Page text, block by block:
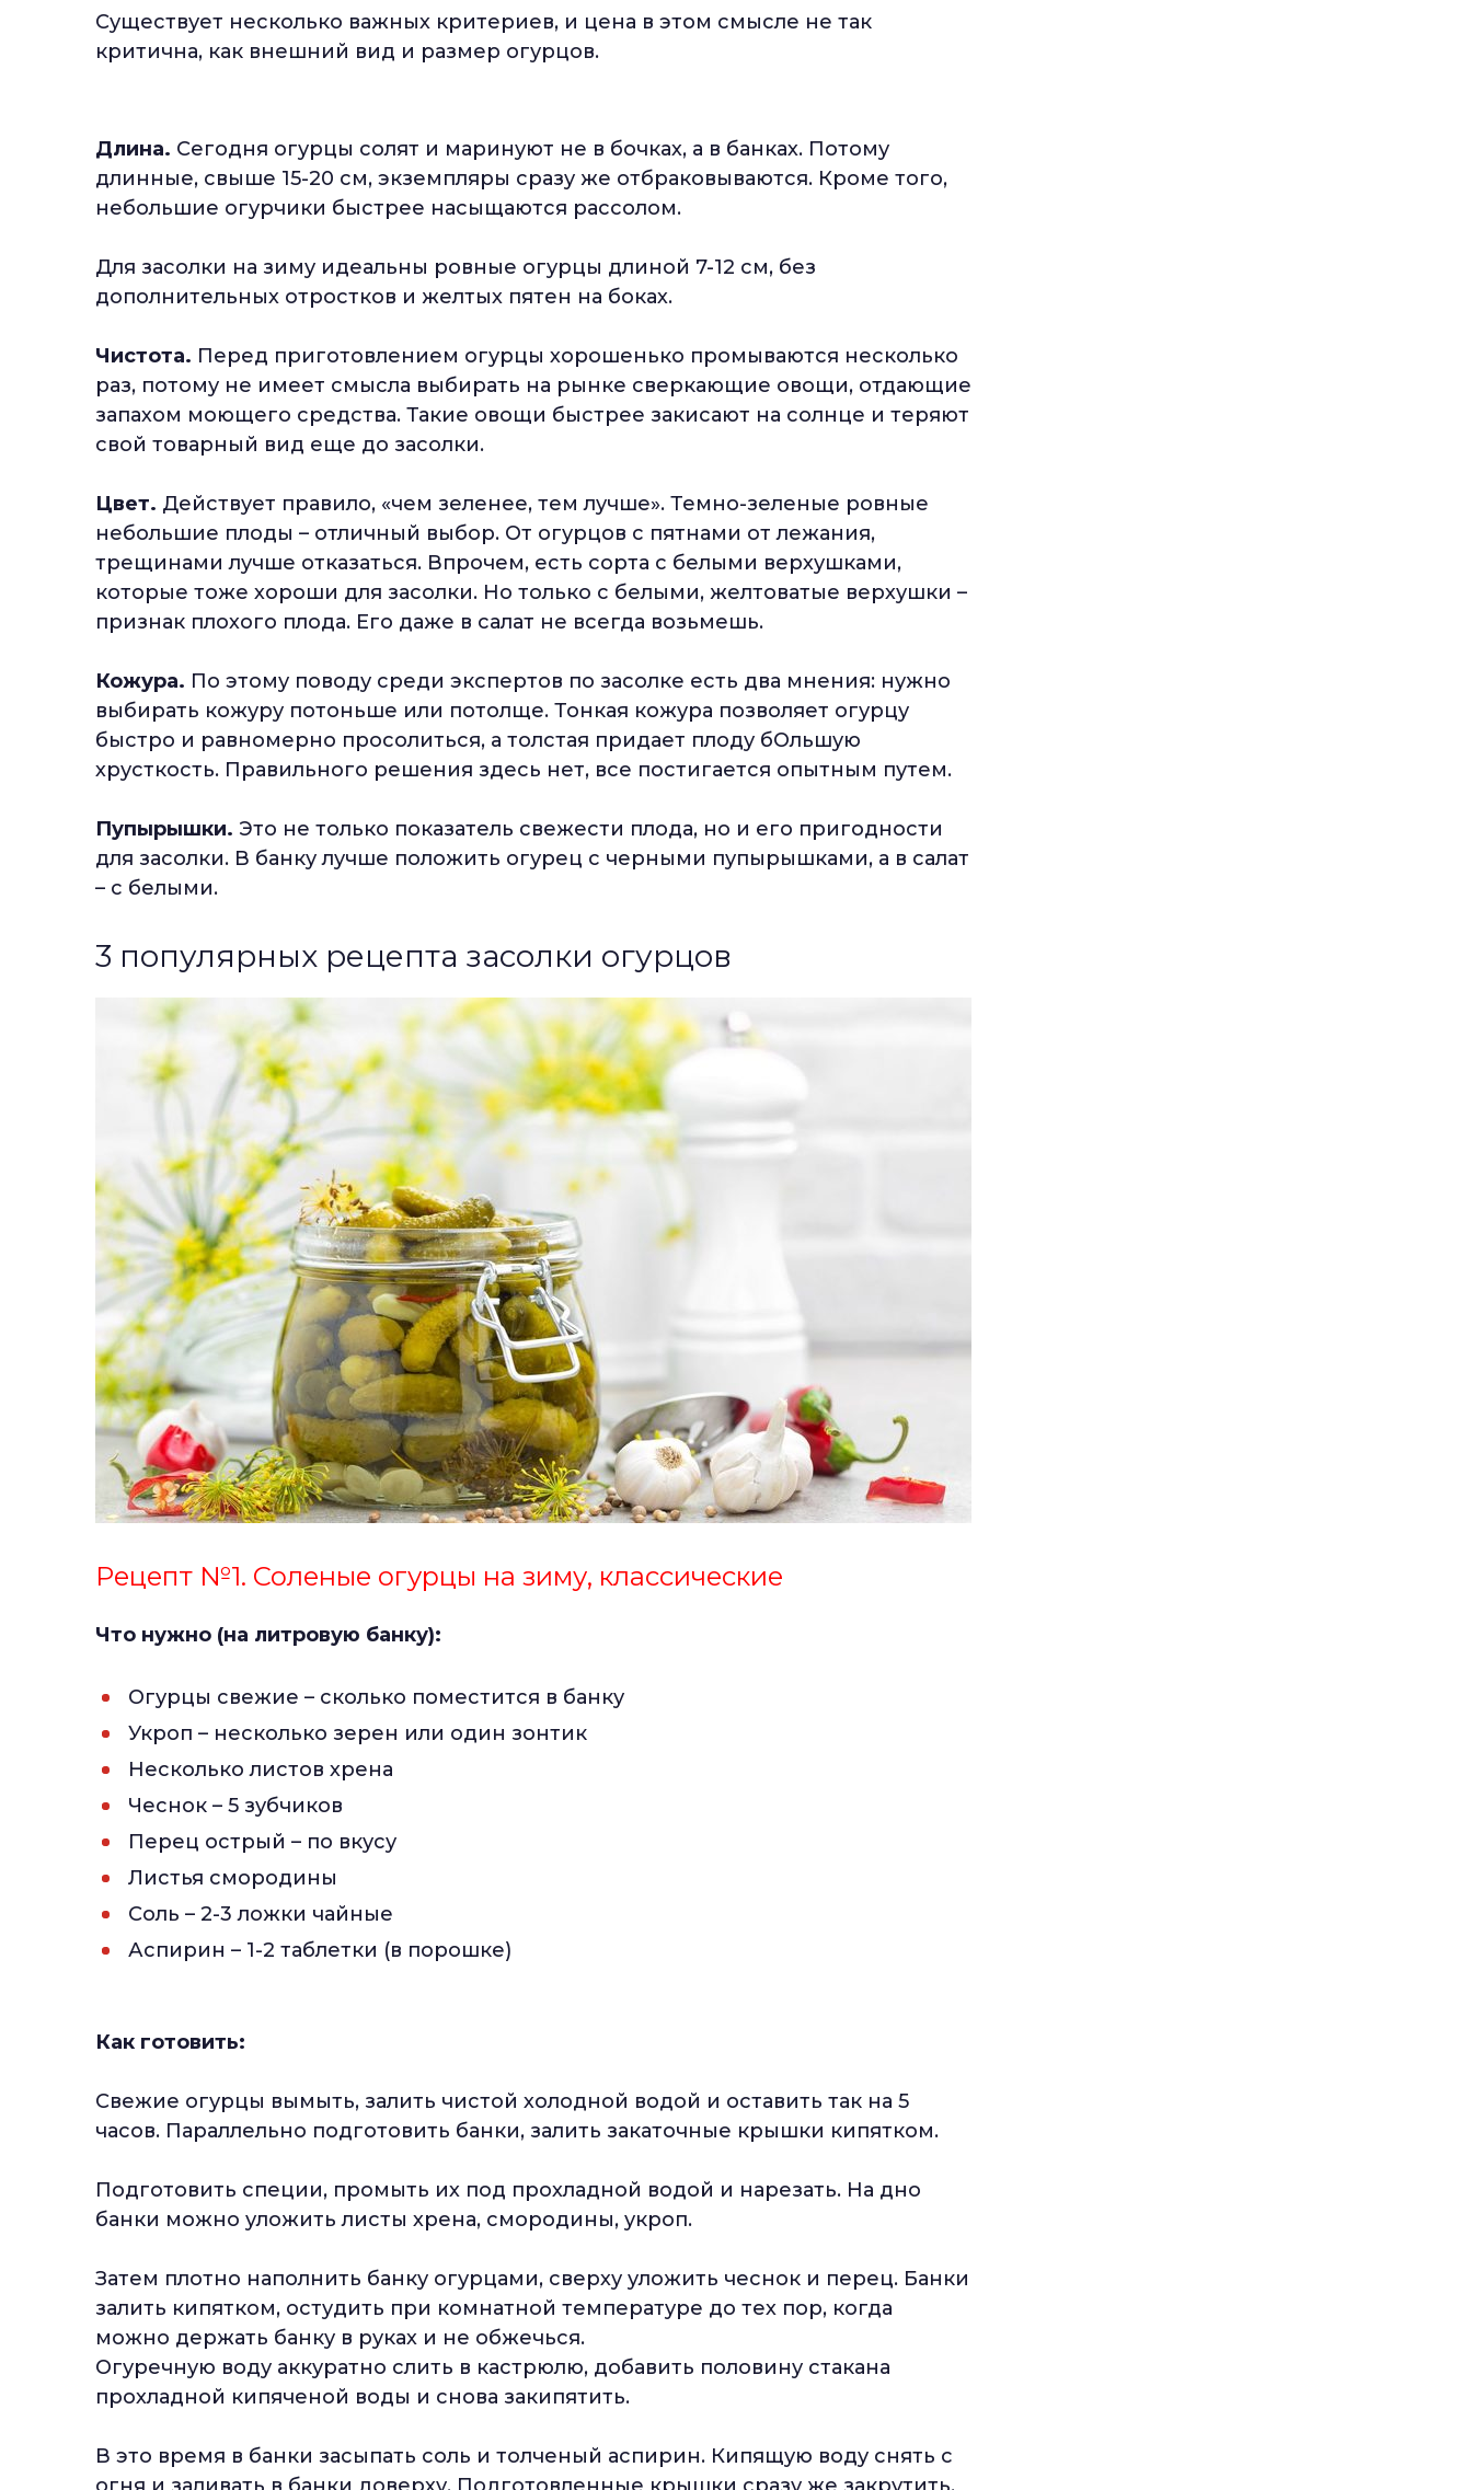
Существует несколько важных критериев, и цена в этом смысле не так
критична, как внешний вид и размер огурцов.
Длина. Сегодня огурцы солят и маринуют не в бочках, а в банках. Потому
длинные, свыше 15-20 см, экземпляры сразу же отбраковываются. Кроме того,
небольшие огурчики быстрее насыщаются рассолом.
Для засолки на зиму идеальны ровные огурцы длиной 7-12 см, без
дополнительных отростков и желтых пятен на боках.
Чистота. Перед приготовлением огурцы хорошенько промываются несколько
раз, потому не имеет смысла выбирать на рынке сверкающие овощи, отдающие
запахом моющего средства. Такие овощи быстрее закисают на солнце и теряют
свой товарный вид еще до засолки.
Цвет. Действует правило, «чем зеленее, тем лучше». Темно-зеленые ровные
небольшие плоды – отличный выбор. От огурцов с пятнами от лежания,
трещинами лучше отказаться. Впрочем, есть сорта с белыми верхушками,
которые тоже хороши для засолки. Но только с белыми, желтоватые верхушки –
признак плохого плода. Его даже в салат не всегда возьмешь.
Кожура. По этому поводу среди экспертов по засолке есть два мнения: нужно
выбирать кожуру потоньше или потолще. Тонкая кожура позволяет огурцу
быстро и равномерно просолиться, а толстая придает плоду бОльшую
хрусткость. Правильного решения здесь нет, все постигается опытным путем.
Пупырышки. Это не только показатель свежести плода, но и его пригодности
для засолки. В банку лучше положить огурец с черными пупырышками, а в салат
– с белыми.
3 популярных рецепта засолки огурцов
Рецепт №1. Соленые огурцы на зиму, классические
Что нужно (на литровую банку):
Огурцы свежие – сколько поместится в банку
Укроп – несколько зерен или один зонтик
Несколько листов хрена
Чеснок – 5 зубчиков
Перец острый – по вкусу
Листья смородины
Соль – 2-3 ложки чайные
Аспирин – 1-2 таблетки (в порошке)
Как готовить:
Свежие огурцы вымыть, залить чистой холодной водой и оставить так на 5
часов. Параллельно подготовить банки, залить закаточные крышки кипятком.
Подготовить специи, промыть их под прохладной водой и нарезать. На дно
банки можно уложить листы хрена, смородины, укроп.
Затем плотно наполнить банку огурцами, сверху уложить чеснок и перец. Банки
залить кипятком, остудить при комнатной температуре до тех пор, когда
можно держать банку в руках и не обжечься.
Огуречную воду аккуратно слить в кастрюлю, добавить половину стакана
прохладной кипяченой воды и снова закипятить.
В это время в банки засыпать соль и толченый аспирин. Кипящую воду снять с
огня и заливать в банки доверху. Подготовленные крышки сразу же закрутить,